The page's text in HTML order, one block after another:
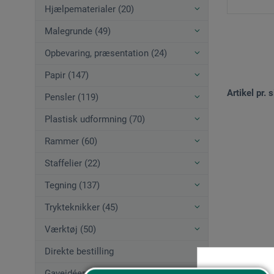
Hjælpematerialer (20)
Malegrunde (49)
Opbevaring, præsentation (24)
Papir (147)
Pensler (119)
Plastisk udformning (70)
Rammer (60)
Staffelier (22)
Tegning (137)
Trykteknikker (45)
Værktøj (50)
Direkte bestilling
Artikel pr.